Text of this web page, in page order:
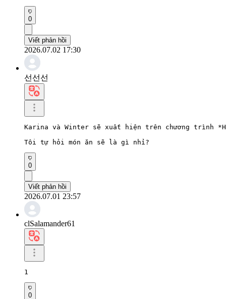
0
Viết phản hồi
2026.07.02 17:30
선선선
Karina và Winter sẽ xuất hiện trên chương trình
Tôi tự hỏi món ăn sẽ là gì nhỉ?
0
Viết phản hồi
2026.07.01 23:57
clSalamander61
1
0